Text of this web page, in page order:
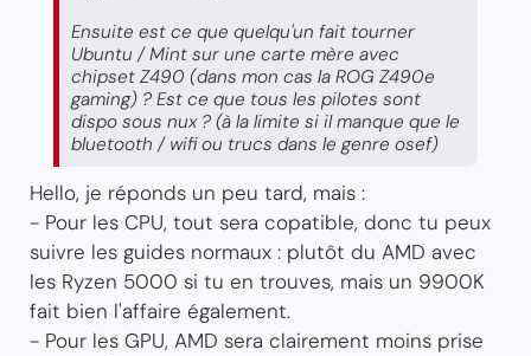
Ensuite est ce que quelqu'un fait tourner
Ubuntu / Mint sur une carte mère avec
chipset Z490 (dans mon cas la ROG Z490e
gaming) ? Est ce que tous les pilotes sont
dispo sous nux ? (à la limite si il manque que le
bluetooth / wifi ou trucs dans le genre osef)
Hello, je réponds un peu tard, mais :
- Pour les CPU, tout sera copatible, donc tu peux
suivre les guides normaux : plutôt du AMD avec
les Ryzen 5000 si tu en trouves, mais un 9900K
fait bien l'affaire également.
- Pour les GPU, AMD sera clairement moins prise